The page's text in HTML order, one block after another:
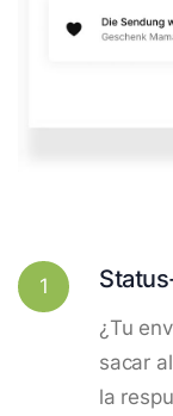
1
¿Tu
sacar
la